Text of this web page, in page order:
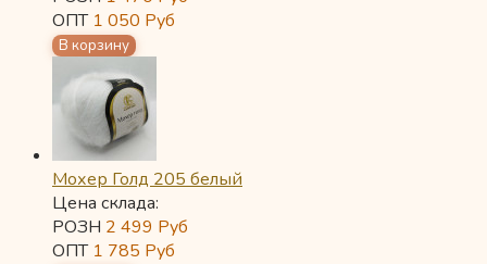
ОПТ 1 050 Руб
Мохер Голд 205 белый
Цена склада:
РОЗН 2 499 Руб
ОПТ 1 785 Руб